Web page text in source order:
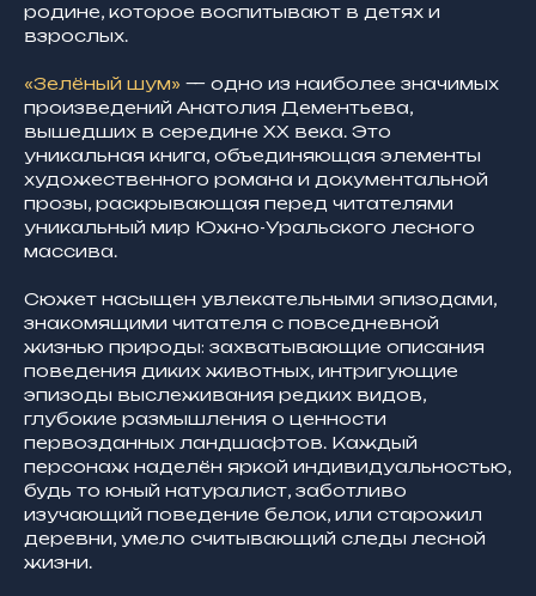
родине, которое воспитывают в детях и
взрослых.
«Зелёный шум» — одно из наиболее значимых
произведений Анатолия Дементьева,
вышедших в середине XX века. Это
уникальная книга, объединяющая элементы
художественного романа и документальной
прозы, раскрывающая перед читателями
уникальный мир Южно-Уральского лесного
массива.
Сюжет насыщен увлекательными эпизодами,
знакомящими читателя с повседневной
жизнью природы: захватывающие описания
поведения диких животных, интригующие
эпизоды выслеживания редких видов,
глубокие размышления о ценности
первозданных ландшафтов. Каждый
персонаж наделён яркой индивидуальностью,
будь то юный натуралист, заботливо
изучающий поведение белок, или старожил
деревни, умело считывающий следы лесной
жизни.